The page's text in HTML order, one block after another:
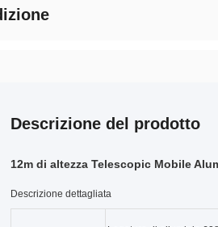
Descrizione del prodotto
12m di altezza Telescopic Mobile
Descrizione dettagliata